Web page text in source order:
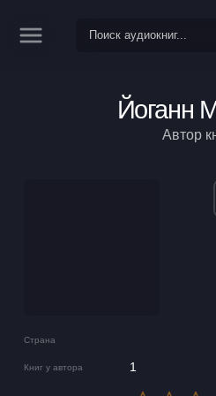
Йоганн
Автор
Страна
Книг у автора 1